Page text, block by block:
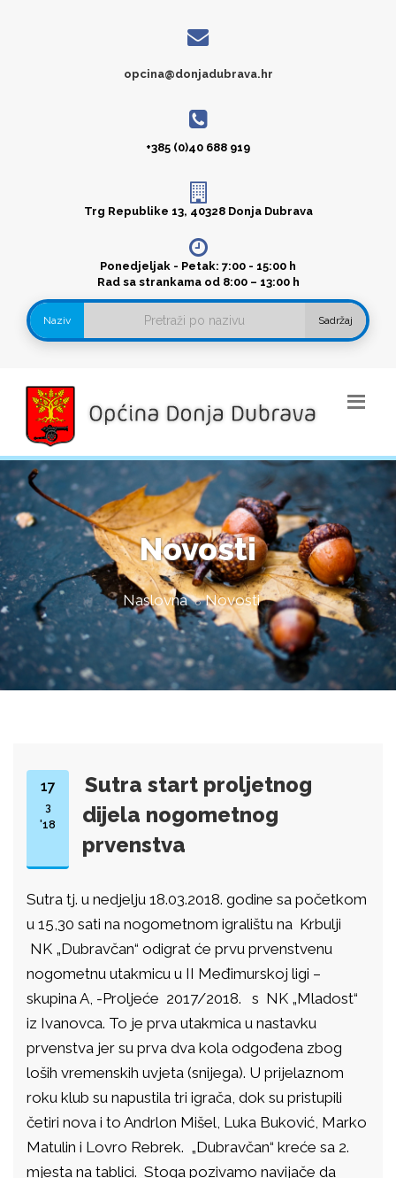
opcina@donjadubrava.hr
+385 (0)40 688 919
Trg Republike 13, 40328 Donja Dubrava
Ponedjeljak - Petak: 7:00 - 15:00 h
Rad sa strankama od 8:00 – 13:00 h
Naziv Sadržaj
Novosti
Naslovna Novosti
17
3
'18
Sutra start proljetnog
dijela nogometnog
prvenstva
Sutra tj. u nedjelju 18.03.2018. godine sa početkom
u 15,30 sati na nogometnom igralištu na Krbulji
NK „Dubravčan“ odigrat će prvu prvenstvenu
nogometnu utakmicu u II Međimurskoj ligi –
skupina A, -Proljeće 2017/2018. s NK „Mladost“
iz Ivanovca. To je prva utakmica u nastavku
prvenstva jer su prva dva kola odgođena zbog
loših vremenskih uvjeta (snijega). U prijelaznom
roku klub su napustila tri igrača, dok su pristupili
četiri nova i to Andrlon Mišel, Luka Buković, Marko
Matulin i Lovro Rebrek. „Dubravčan“ kreće sa 2.
mjesta na tablici. Stoga pozivamo navijače da